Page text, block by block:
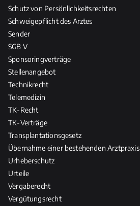
Schutz von Persönlichkeitsrechten
Schweigepflicht des Arztes
Sender
SGB V
Sponsoringverträge
Stellenangebot
Technikrecht
Telemedizin
TK-Recht
TK-Verträge
Transplantationsgesetz
Übernahme einer bestehenden Arztpraxis
Urheberschutz
Urteile
Vergaberecht
Vergütungsrecht